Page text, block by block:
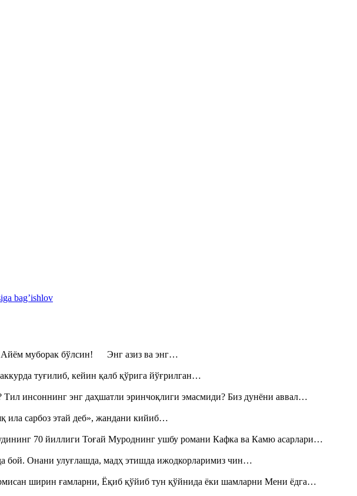
bag’ishlov
Айём муборак бўлсин! Энг азиз ва энг…
туғилиб, кейин қалб қўрига йўғрилган…
инсоннинг энг даҳшатли эринчоқлиги эмасмиди? Биз дунёни аввал…
сарбоз этай деб», жандани кийиб…
70 йиллиги Тоғай Муроднинг ушбу романи Кафка ва Камю асарлари…
бой. Онани улуғлашда, мадҳ этишда ижодкорларимиз чин…
ширин ғамларни, Ёқиб қўйиб тун қўйнида ёки шамларни Мени ёдга…